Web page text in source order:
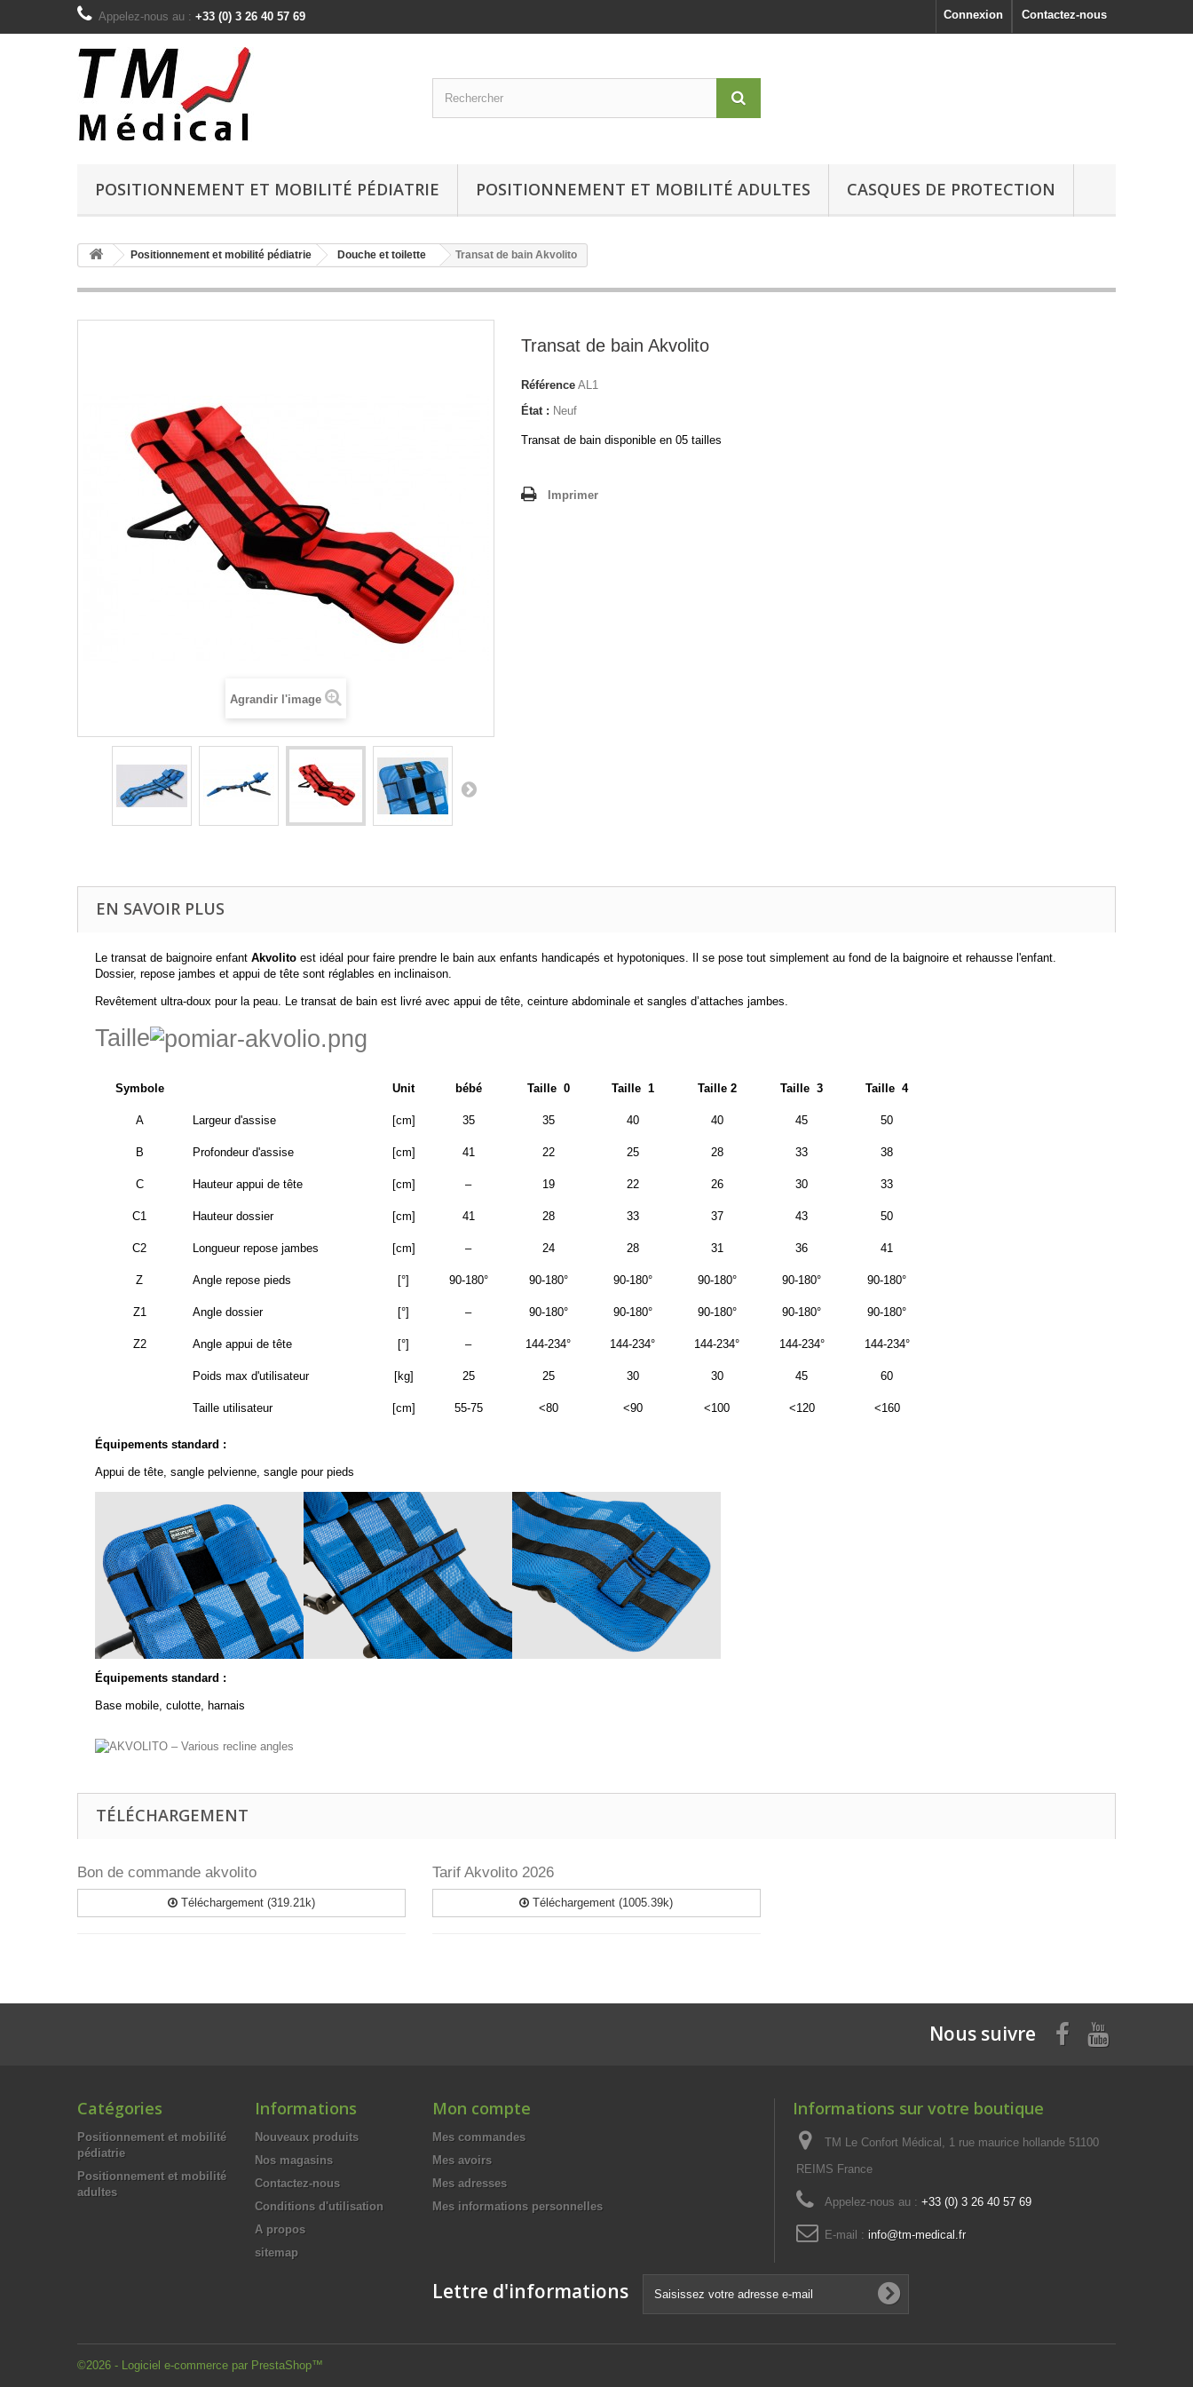
Contactez-nous
Appelez-nous au : +33 (0) 3 26 40 57 69 Connexion
POSITIONNEMENT ET MOBILITÉ PÉDIATRIE POSITIONNEMENT ET MOBILITÉ ADULTES CASQUES DE PROTECTION
Positionnement et mobilité pédiatrie Douche et toilette Transat de bain Akvolito
Agrandir l'image
Transat de bain Akvolito
Référence AL1
État : Neuf
Transat de bain disponible en 05 tailles
Imprimer
EN SAVOIR PLUS
Le transat de baignoire enfant Akvolito est idéal pour faire prendre le bain aux enfants handicapés et hypotoniques. Il se pose tout simplement au fond de la baignoire et rehausse l'enfant.
Dossier, repose jambes et appui de tête sont réglables en inclinaison.
Revêtement ultra-doux pour la peau. Le transat de bain est livré avec appui de tête, ceinture abdominale et sangles d’attaches jambes.
Taille
Symbole Unit bébé Taille 0 Taille 1 Taille 2 Taille 3 Taille 4
A Largeur d'assise [cm] 35 35 40 40 45 50
B Profondeur d'assise [cm] 41 22 25 28 33 38
C Hauteur appui de tête [cm] – 19 22 26 30 33
C1 Hauteur dossier [cm] 41 28 33 37 43 50
C2 Longueur repose jambes [cm] – 24 28 31 36 41
Z Angle repose pieds [°] 90-180° 90-180° 90-180° 90-180° 90-180° 90-180°
Z1 Angle dossier [°] – 90-180° 90-180° 90-180° 90-180° 90-180°
Z2 Angle appui de tête [°] – 144-234° 144-234° 144-234° 144-234° 144-234°
Poids max d'utilisateur [kg] 25 25 30 30 45 60
Taille utilisateur [cm] 55-75 <80 <90 <100 <120 <160
Équipements standard :
Appui de tête, sangle pelvienne, sangle pour pieds
Équipements standard :
Base mobile, culotte, harnais
TÉLÉCHARGEMENT
Bon de commande akvolito
Téléchargement (319.21k)
Tarif Akvolito 2026
Téléchargement (1005.39k)
Nous suivre
Catégories
Positionnement et mobilité
pédiatrie
Positionnement et mobilité
adultes
Informations
Nouveaux produits
Nos magasins
Contactez-nous
Conditions d'utilisation
A propos
sitemap
©2026 - Logiciel e-commerce par PrestaShop™
Mon compte
Mes commandes
Mes avoirs
Mes adresses
Mes informations personnelles
Informations sur votre boutique
TM Le Confort Médical, 1 rue maurice hollande 51100
REIMS France
Appelez-nous au : +33 (0) 3 26 40 57 69
E-mail : info@tm-medical.fr
Lettre d'informations